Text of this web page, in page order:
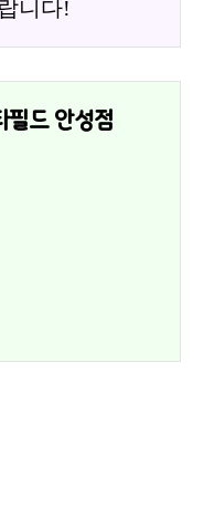
니다!
필드 안성점